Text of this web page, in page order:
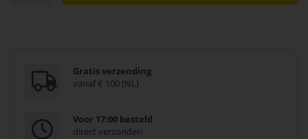
Gratis verzending
vanaf € 100 (NL)
Voor 17:00 besteld
direct verzonden